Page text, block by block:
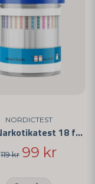
NORDICTEST
Multi Narkotikatest 18 forskellige stoffer
119 kr 99 kr